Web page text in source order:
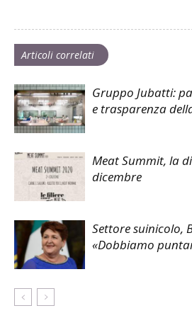
Articoli correlati
Gruppo Jubatti:
e trasparenza
Meat Summit, la
dicembre
Settore suinicolo,
«Dobbiamo